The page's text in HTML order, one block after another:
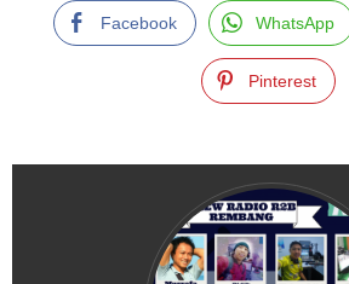
Facebook WhatsApp
Pinterest